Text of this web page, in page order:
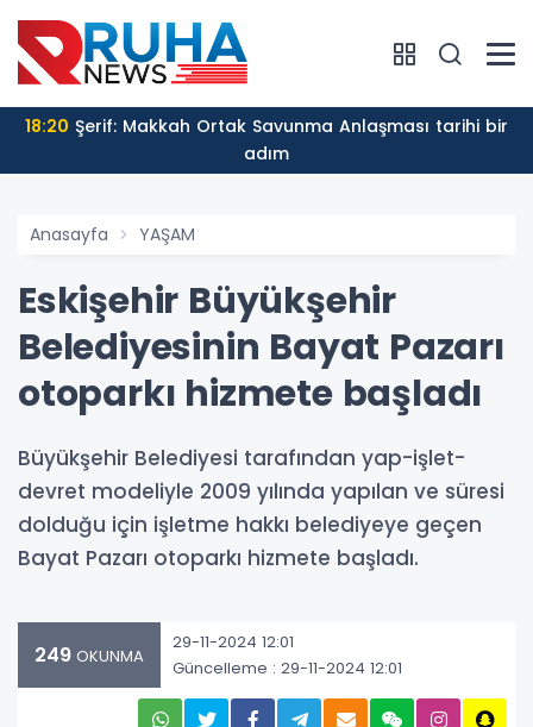
19:48 İran Dışişleri Sözcüsü Baqaei'den Trump'a petrol
tepkisi: Önce savaşı kazanmanız gerekir
Anasayfa YAŞAM
Eskişehir Büyükşehir
Belediyesinin Bayat Pazarı
otoparkı hizmete başladı
Büyükşehir Belediyesi tarafından yap-işlet-
devret modeliyle 2009 yılında yapılan ve süresi
dolduğu için işletme hakkı belediyeye geçen
Bayat Pazarı otoparkı hizmete başladı.
249 OKUNMA
29-11-2024 12:01
Güncelleme : 29-11-2024 12:01